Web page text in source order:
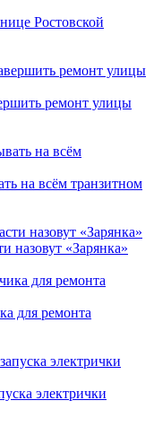
Ростовской
ремонт улицы
на всём транзитном
назовут «Зарянка»
для ремонта
электрички